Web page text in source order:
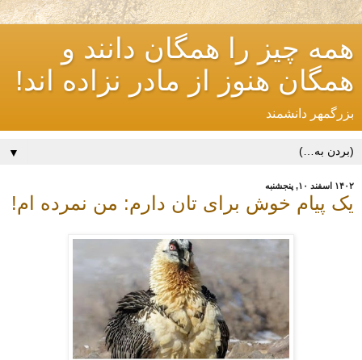
همه چیز را همگان دانند و
همگان هنوز از مادر نزاده اند!
بزرگمهر دانشمند
▼
۱۴۰۲ اسفند ۱۰, پنجشنبه
یک پیام خوش برای تان دارم: من نمرده ام!